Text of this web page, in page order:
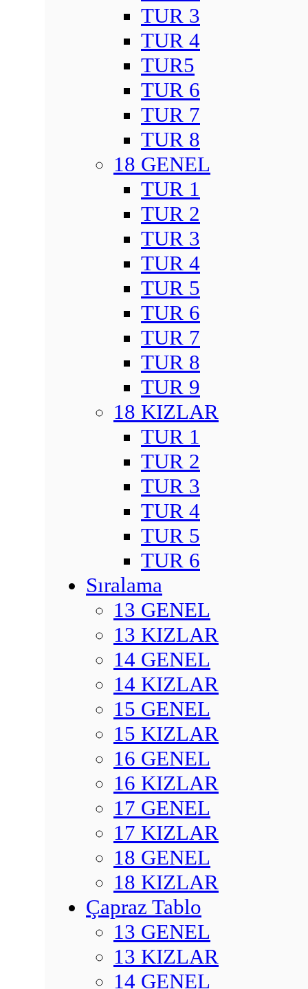
TUR 3
TUR 4
TUR5
TUR 6
TUR 7
TUR 8
18 GENEL
TUR 1
TUR 2
TUR 3
TUR 4
TUR 5
TUR 6
TUR 7
TUR 8
TUR 9
18 KIZLAR
TUR 1
TUR 2
TUR 3
TUR 4
TUR 5
TUR 6
Sıralama
13 GENEL
13 KIZLAR
14 GENEL
14 KIZLAR
15 GENEL
15 KIZLAR
16 GENEL
16 KIZLAR
17 GENEL
17 KIZLAR
18 GENEL
18 KIZLAR
Çapraz Tablo
13 GENEL
13 KIZLAR
14 GENEL